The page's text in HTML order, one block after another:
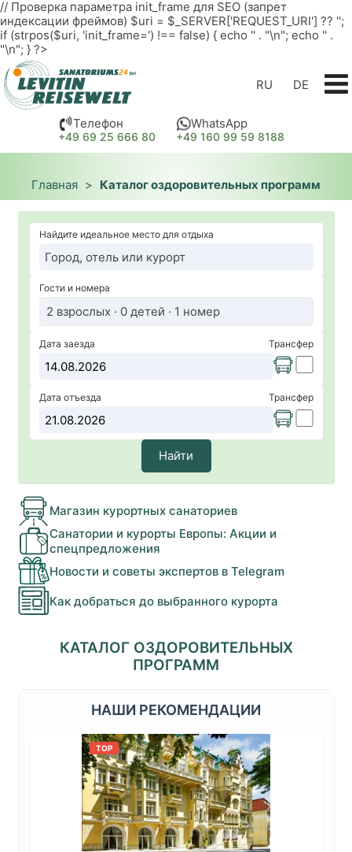
// Проверка параметра init_frame для SEO (запрет
индексации фреймов) $uri = $_SERVER['REQUEST_URI'] ?? '';
if (strpos($uri, 'init_frame=') !== false) { echo '
' . "\n"; echo '' .
"\n"; } ?>
Телефон
+49 69 25 666 80
WhatsApp
+49 160 99 59 8188
RU DE
Главная > Каталог оздоровительных программ
Найдите идеальное место для отдыха
Гости и номера
2 взрослых · 0 детей · 1 номер
Дата заезда Трансфер
Дата отъезда Трансфер
Найти
Магазин курортных санаториев
Санатории и курорты Европы: Акции и
спецпредложения
Новости и советы экспертов в Telegram
Как добраться до выбранного курорта
КАТАЛОГ ОЗДОРОВИТЕЛЬНЫХ
ПРОГРАММ
НАШИ РЕКОМЕНДАЦИИ
TOP